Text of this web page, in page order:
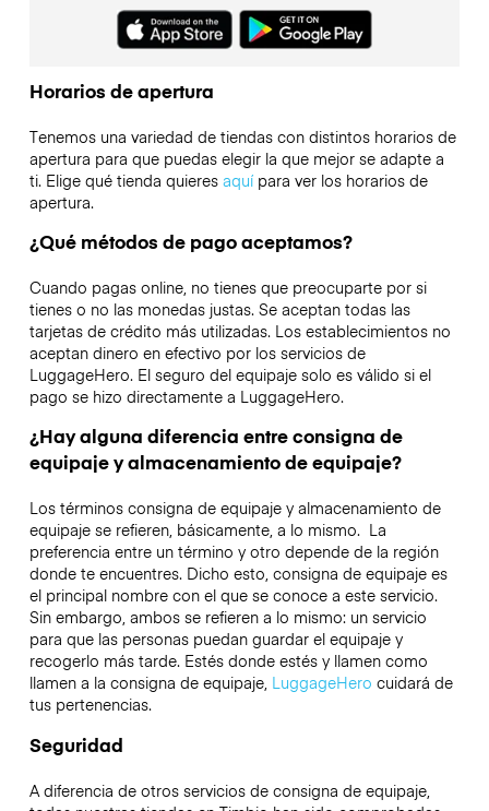
Horarios de apertura
Tenemos una variedad de tiendas con distintos horarios de
apertura para que puedas elegir la que mejor se adapte a
ti. Elige qué tienda quieres aquípara ver los horarios de
apertura.
¿Qué métodos de pago aceptamos?
Cuando pagas online, no tienes que preocuparte por si
tienes o no las monedas justas. Se aceptan todas las
tarjetas de crédito más utilizadas. Los establecimientos no
aceptan dinero en efectivo por los servicios de
LuggageHero. El seguro del equipaje solo es válido si el
pago se hizo directamente a LuggageHero.
¿Hay alguna diferencia entre consigna de
equipaje y almacenamiento de equipaje?
Los términos consigna de equipaje y almacenamiento de
equipaje se refieren, básicamente, a lo mismo. La
preferencia entre un término y otro depende de la región
donde te encuentres. Dicho esto, consigna de equipaje es
el principal nombre con el que se conoce a este servicio.
Sin embargo, ambos se refieren a lo mismo: un servicio
para que las personas puedan guardar el equipaje y
recogerlo más tarde. Estés donde estés y llamen como
llamen a la consigna de equipaje,LuggageHero cuidará de
tus pertenencias.
Seguridad
A diferencia de otros servicios de consigna de equipaje,